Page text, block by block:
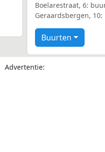
Boelarestraat, 6:
Geraardsbergen,
Buurten
Advertentie: